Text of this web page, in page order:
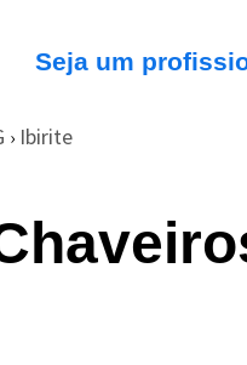
Seja um
› Ibirite